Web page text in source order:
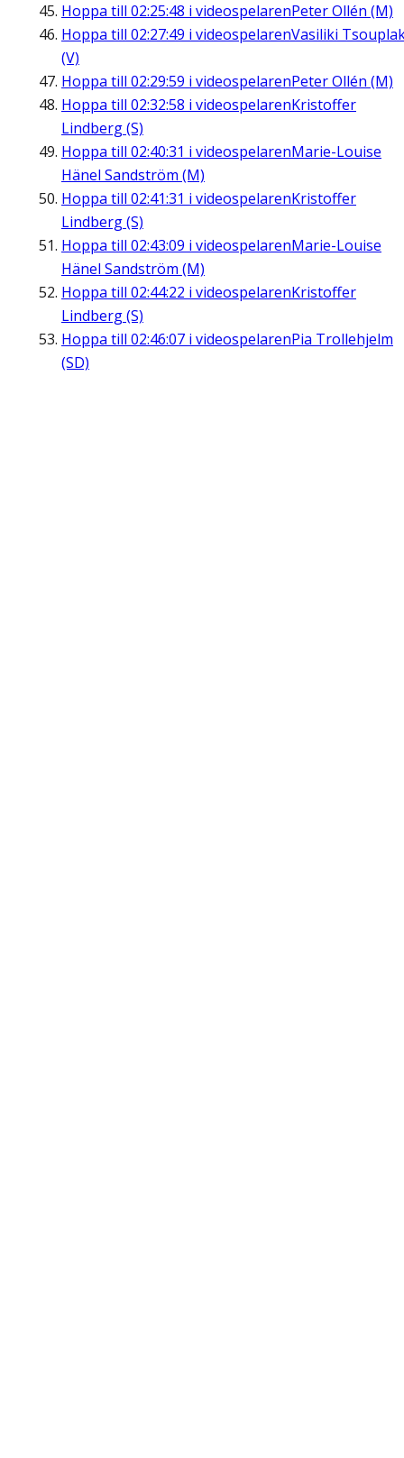
Hoppa till 02:25:48 i videospelarenPeter Ollén (M)
Hoppa till 02:27:49 i videospelarenVasiliki
(V)
Hoppa till 02:29:59 i videospelarenPeter Ollén (M)
Hoppa till 02:32:58 i videospelarenKristoffer
Lindberg (S)
Hoppa till 02:40:31 i videospelarenMarie-Louise
Hänel Sandström (M)
Hoppa till 02:41:31 i videospelarenKristoffer
Lindberg (S)
Hoppa till 02:43:09 i videospelarenMarie-Louise
Hänel Sandström (M)
Hoppa till 02:44:22 i videospelarenKristoffer
Lindberg (S)
Hoppa till 02:46:07 i videospelarenPia Trollehjelm
(SD)